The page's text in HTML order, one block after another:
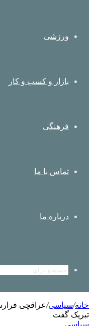
ورزشی
بازار و کسب و کار
فرهنگی
تماس با ما
درباره ما
خانه/سیاسی/عراقچی
تبریک گفت
سیاسی